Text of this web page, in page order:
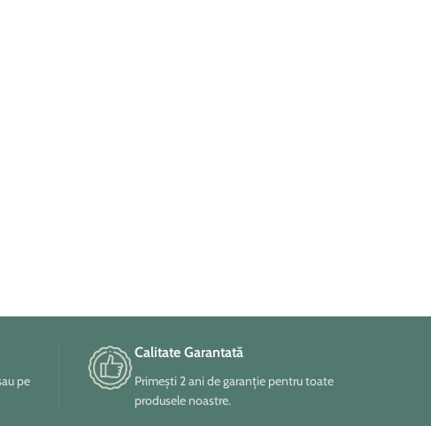
pe
Calitate Garantată
Primești 2 ani de garanție pentru toate
produsele noastre.